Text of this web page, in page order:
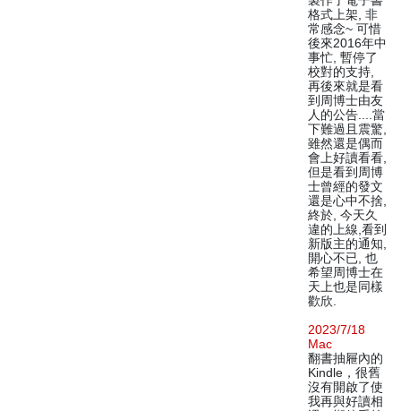
格式上架, 非
常感念~ 可惜
後來2016年中
事忙, 暫停了
校對的支持,
再後來就是看
到周博士由友
人的公告....當
下難過且震驚,
雖然還是偶而
會上好讀看看,
但是看到周博
士曾經的發文
還是心中不捨,
終於, 今天久
違的上線,看到
新版主的通知,
開心不已, 也
希望周博士在
天上也是同樣
歡欣.
2023/7/18
Mac
翻書抽屜內的
Kindle，很舊
沒有開啟了使
我再與好讀相